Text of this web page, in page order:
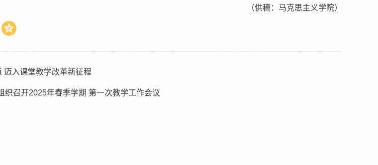
（供稿：马克思主义学院）
迈入课堂教学改革新征程
织召开2025年春季学期 第一次教学工作会议